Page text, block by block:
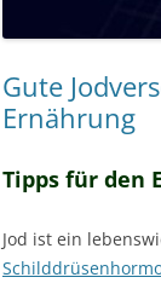
Gute
Ernährung
Tipps für den
Jod ist ein